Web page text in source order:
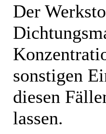
Der
sonstigen
diesen
lassen.